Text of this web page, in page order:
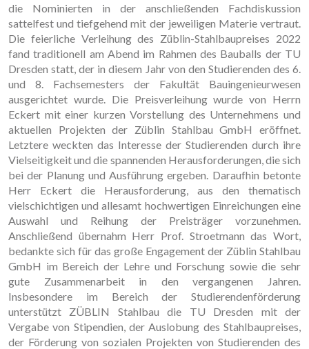
die Nominierten in der anschließenden Fachdiskussion
sattelfest und tiefgehend mit der jeweiligen Materie vertraut.
Die feierliche Verleihung des Züblin-Stahlbaupreises 2022
fand traditionell am Abend im Rahmen des Bauballs der TU
Dresden statt, der in diesem Jahr von den Studierenden des 6.
und 8. Fachsemesters der Fakultät Bauingenieurwesen
ausgerichtet wurde. Die Preisverleihung wurde von Herrn
Eckert mit einer kurzen Vorstellung des Unternehmens und
aktuellen Projekten der Züblin Stahlbau GmbH eröffnet.
Letztere weckten das Interesse der Studierenden durch ihre
Vielseitigkeit und die spannenden Herausforderungen, die sich
bei der Planung und Ausführung ergeben. Daraufhin betonte
Herr Eckert die Herausforderung, aus den thematisch
vielschichtigen und allesamt hochwertigen Einreichungen eine
Auswahl und Reihung der Preisträger vorzunehmen.
Anschließend übernahm Herr Prof. Stroetmann das Wort,
bedankte sich für das große Engagement der Züblin Stahlbau
GmbH im Bereich der Lehre und Forschung sowie die sehr
gute Zusammenarbeit in den vergangenen Jahren.
Insbesondere im Bereich der Studierendenförderung
unterstützt ZÜBLIN Stahlbau die TU Dresden mit der
Vergabe von Stipendien, der Auslobung des Stahlbaupreises,
der Förderung von sozialen Projekten von Studierenden des